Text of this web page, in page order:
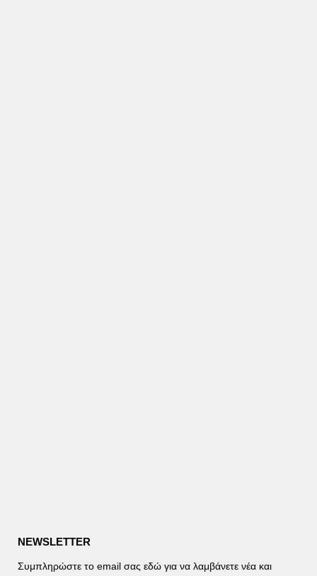
NEWSLETTER
Συμπληρώστε το email σας εδώ για να λαμβάνετε νέα και